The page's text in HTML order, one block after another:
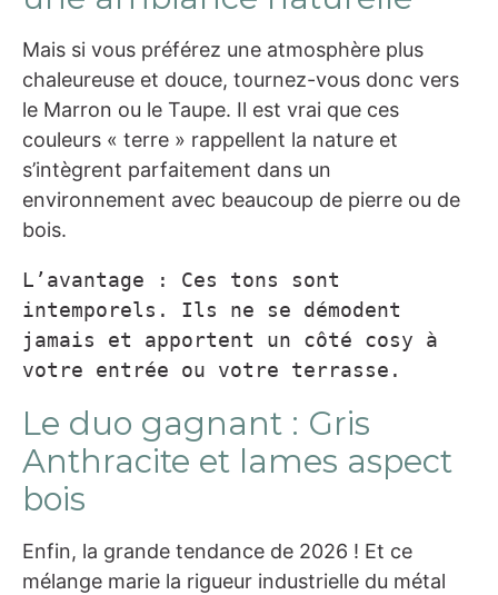
Mais si vous préférez une atmosphère plus
chaleureuse et douce, tournez-vous donc vers
le Marron ou le Taupe. Il est vrai que ces
couleurs « terre » rappellent la nature et
s’intègrent parfaitement dans un
environnement avec beaucoup de pierre ou de
bois.
L’avantage : Ces tons sont
intemporels. Ils ne se démodent
jamais et apportent un côté cosy à
votre entrée ou votre terrasse.
Le duo gagnant : Gris
Anthracite et lames aspect
bois
Enfin, la grande tendance de 2026 ! Et ce
mélange marie la rigueur industrielle du métal